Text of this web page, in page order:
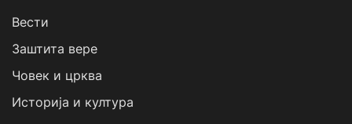
Вести
Заштита вере
Човек и црква
Историја и култура